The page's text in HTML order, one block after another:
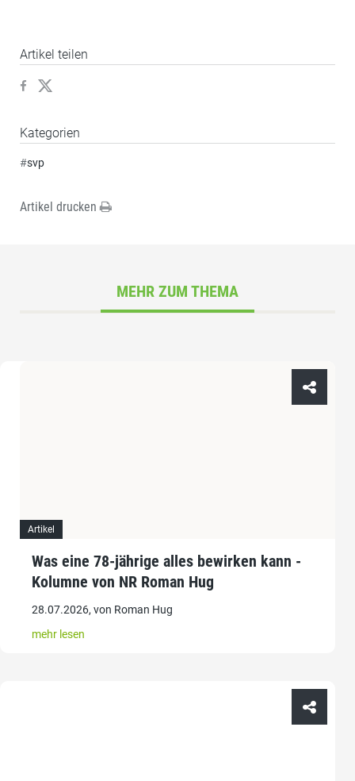
Artikel teilen
Kategorien
#svp
Artikel drucken
MEHR ZUM THEMA
Artikel
Was eine 78-jährige alles bewirken kann -
Kolumne von NR Roman Hug
28.07.2026, von Roman Hug
mehr lesen